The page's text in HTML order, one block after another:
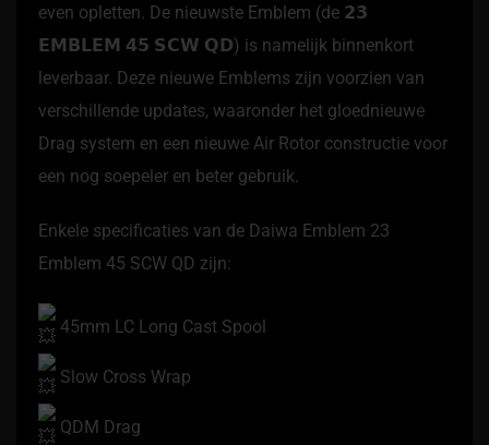
even opletten. De nieuwste Emblem (de 𝟮𝟯
𝗘𝗠𝗕𝗟𝗘𝗠 𝟰𝟱 𝗦𝗖𝗪 𝗤𝗗) is namelijk binnenkort
leverbaar. Deze nieuwe Emblems zijn voorzien van
verschillende updates, waaronder het gloednieuwe
Drag system en een nieuwe Air Rotor constructie voor
een nog soepeler en beter gebruik.
Enkele specificaties van de Daiwa Emblem 23
Emblem 45 SCW QD zijn:
45mm LC Long Cast Spool
Slow Cross Wrap
QDM Drag